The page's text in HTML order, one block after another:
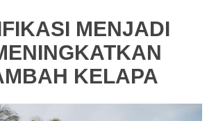
MENJADI
KELAPA